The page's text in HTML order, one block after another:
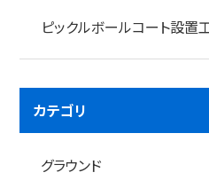
ピックルボールコート設置
カテゴリ
グラウンド